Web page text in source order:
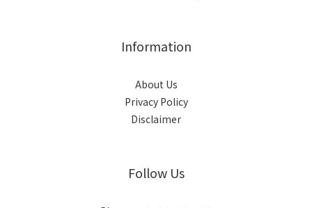
Information
About Us
Privacy Policy
Disclaimer
Follow Us